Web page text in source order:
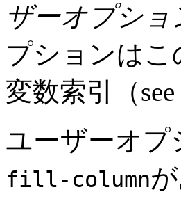
ザーオプショ
プションは
変数索引（
ユーザーオプ
fill-column